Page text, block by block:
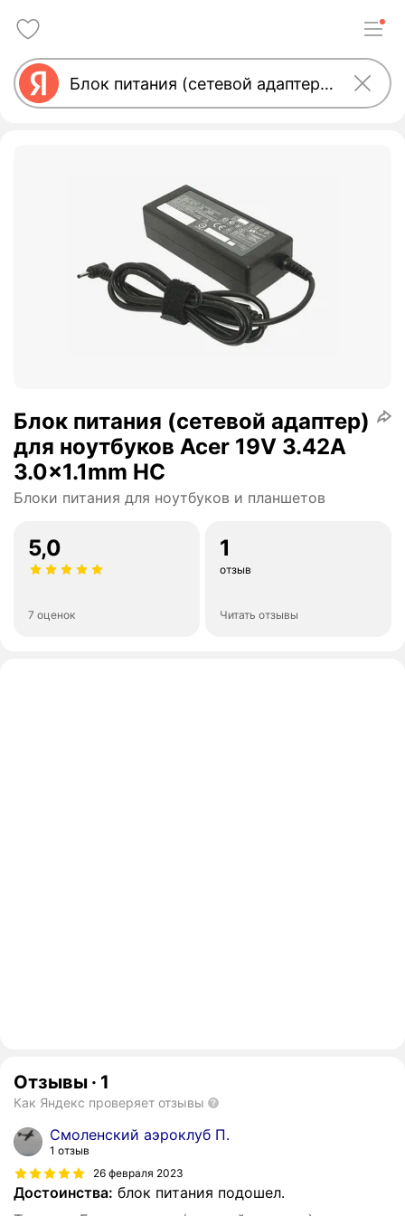
Блок питания (сетевой адаптер)
для ноутбуков Acer 19V 3.42A
3.0x1.1mm HC
Блоки питания для ноутбуков и планшетов
5,0
7 оценок
1
отзыв
Читать отзывы
Отзывы · 1
Как Яндекс проверяет отзывы
Смоленский аэроклуб П.
1 отзыв
26 февраля 2023
Достоинства: блок питания подошел.